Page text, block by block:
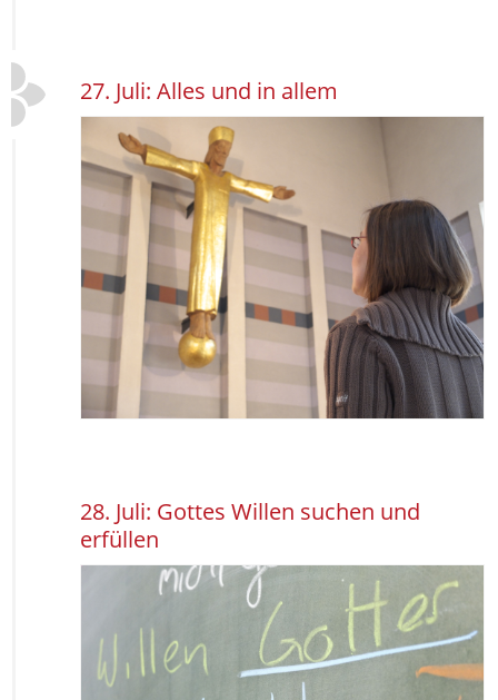
27. Juli: Alles und in allem
28. Juli: Gottes Willen suchen und
erfüllen